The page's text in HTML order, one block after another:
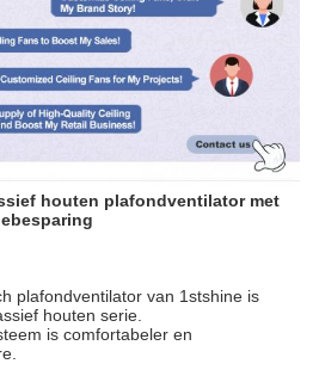
houten plafondventilator met
plafondventilator van 1stshine is
houten serie.
is comfortabeler en